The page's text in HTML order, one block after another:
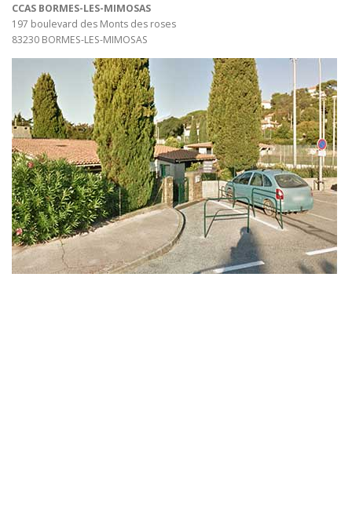
CCAS BORMES-LES-MIMOSAS
197 boulevard des Monts des roses
83230 BORMES-LES-MIMOSAS